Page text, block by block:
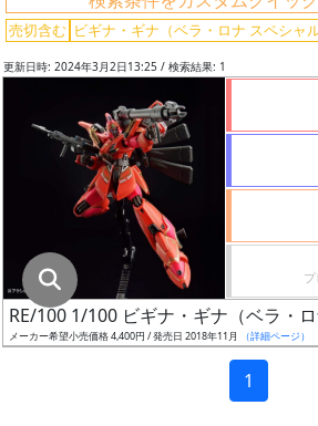
売切含む ビギナ・ギナ（ベラ・ロナ スペシャル
ド
成
形
色
更新日時: 2024年3月2日13:25 / 検索結果: 1
RE/100 1/100 ビギナ・ギナ（ベラ・ロ
メーカー希望小売価格 4,400円 / 発売日 2018年11月 （詳細ページ）
1